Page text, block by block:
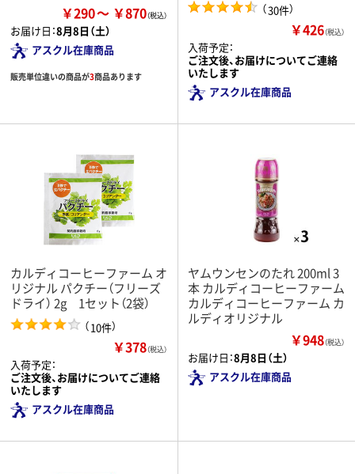
￥290 ￥870
お届け日：8月8日（土）
アスクル在庫商品
販売単位違いの商品が3商品あります
（30件）
￥426（税込）
入荷予定：
ご注文後、お届けについてご連絡
いたします
アスクル在庫商品
カルディコーヒーファーム オ
リジナル パクチー（フリーズ
ドライ） 2g 1セット（2袋）
（10件）
￥378（税込）
入荷予定：
ご注文後、お届けについてご連絡
いたします
アスクル在庫商品
ヤムウンセンのたれ 200ml 3
本 カルディコーヒーファーム
カルディコーヒーファーム カ
ルディオリジナル
￥948（税込）
お届け日：8月8日（土）
アスクル在庫商品